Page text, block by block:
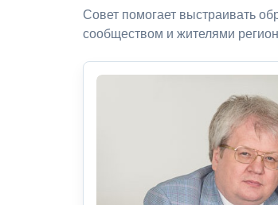
Совет помогает выстраивать
сообществом и жителями